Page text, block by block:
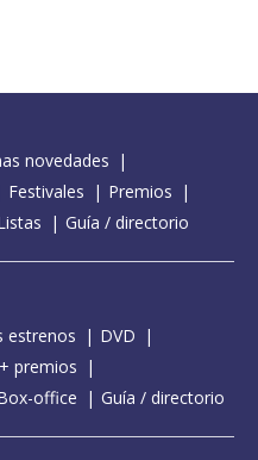
novedades
Festivales
Premios
Guía / directorio
estrenos
DVD
premios
office Guía / directorio